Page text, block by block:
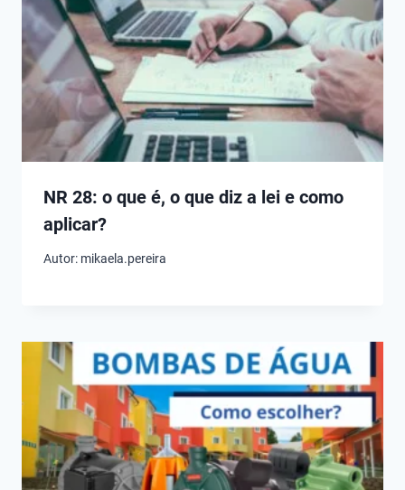
NR 28: o que é, o que diz a lei e como
aplicar?
Autor: mikaela.pereira